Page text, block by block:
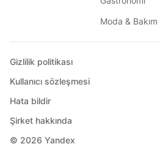
Moda & Bakım
© 2026 Yandex
Gizlilik politikası
Kullanıcı sözleşmesi
Hata bildir
Şirket hakkında